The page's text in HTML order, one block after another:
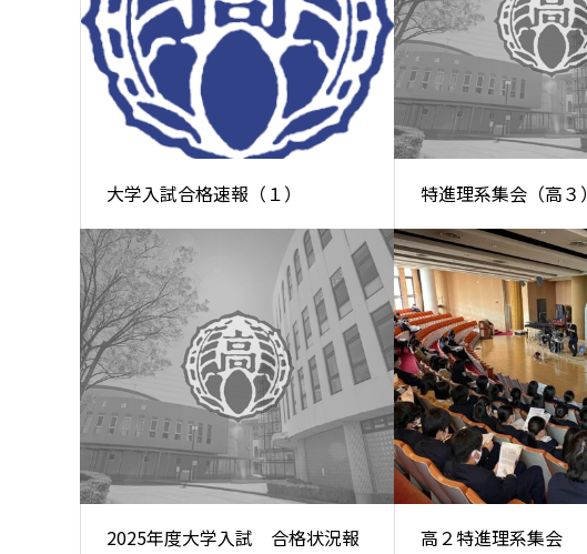
大学入試合格速報（１） 特進理系集会（高３）
2025年度大学入試 合格状況報
高２特進理系集会